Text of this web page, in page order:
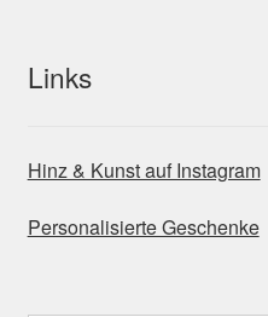
Links
Hinz & Kunst auf Instagram
Personalisierte Geschenke